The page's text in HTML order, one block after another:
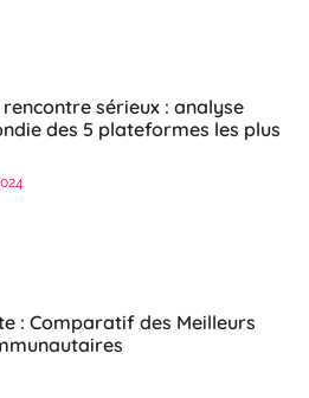
rencontre sérieux : analyse
des 5 plateformes les plus
: Comparatif des Meilleurs